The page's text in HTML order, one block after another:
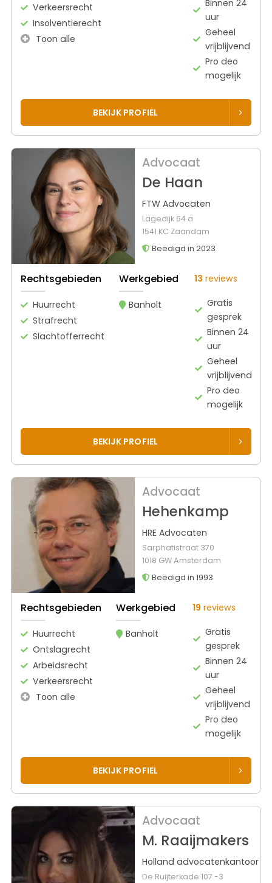
Verkeersrecht
Insolventierecht
Toon alle
Binnen 24
uur
Geheel
vrijblijvend
Pro deo
mogelijk
BEKIJK PROFIEL
Advocaat
De Haan
FTW Advocaten
Lagedijk 64 a
1541 KC Zaandam
Beëdigd in 2023
Rechtsgebieden
Huurrecht
Strafrecht
Slachtofferrecht
Werkgebied
Banholt
13 reviews
Gratis
gesprek
Binnen 24
uur
Geheel
vrijblijvend
Pro deo
mogelijk
BEKIJK PROFIEL
Advocaat
Hehenkamp
HRE Advocaten
Sarphatistraat 370
1018 GW Amsterdam
Beëdigd in 1993
Rechtsgebieden
Huurrecht
Ontslagrecht
Arbeidsrecht
Verkeersrecht
Toon alle
Werkgebied
Banholt
19 reviews
Gratis
gesprek
Binnen 24
uur
Geheel
vrijblijvend
Pro deo
mogelijk
BEKIJK PROFIEL
Advocaat
M. Raaijmakers
Holland advocatenkantoor
De Ruijterkade 107 -3